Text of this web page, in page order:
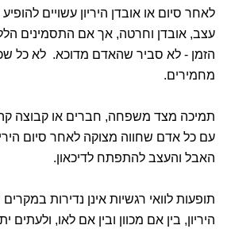
לאחר סיום או אובדן היריון עשויים
עצב, אובדן וחרטה, אך אם התסמינים
הזמן - לא סביר שהאדם מדוכא. לא כל
מחמירים.
תמיכה מצד משפחה, חברים או קבוצה
עם כל אדם שחווה מצוקה לאחר סיום
האבל והעצב להתפתח לדיכאון.
תופעות לוואי רגשיות אינן נדירות
היריון, בין אם מכוון ובין אם לאו, ולעתים